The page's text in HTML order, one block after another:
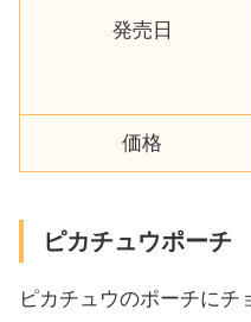
発売日
価格
ピカチュウポーチ
ピカチュウのポーチにチ